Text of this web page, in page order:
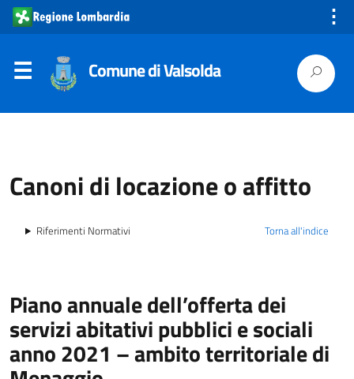
⋮
Comune di Valsolda
Canoni di locazione o affitto
Torna all'indice
Riferimenti Normativi
Piano annuale dell’offerta dei
servizi abitativi pubblici e sociali
anno 2021 – ambito territoriale di